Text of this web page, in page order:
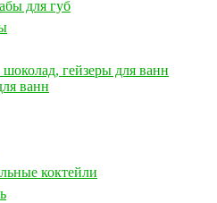
для губ
гейзеры для ванн
ванн
коктейли